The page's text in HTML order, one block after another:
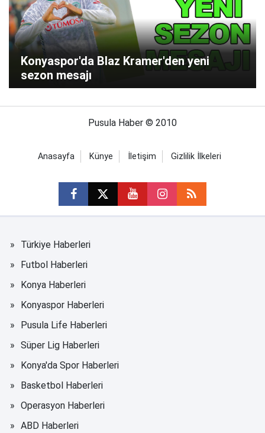
Konyaspor'da Blaz Kramer'den yeni
sezon mesajı
Pusula Haber © 2010
Anasayfa Künye İletişim Gizlilik İlkeleri
Türkiye Haberleri
Futbol Haberleri
Konya Haberleri
Konyaspor Haberleri
Pusula Life Haberleri
Süper Lig Haberleri
Konya'da Spor Haberleri
Basketbol Haberleri
Operasyon Haberleri
ABD Haberleri